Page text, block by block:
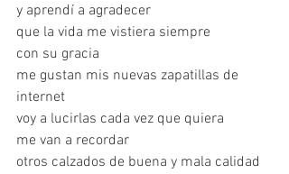
y aprendí a agradecer
que la vida me vistiera siempre
con su gracia
me gustan mis nuevas zapatillas de
internet
voy a lucirlas cada vez que quiera
me van a recordar
otros calzados de buena y mala calidad